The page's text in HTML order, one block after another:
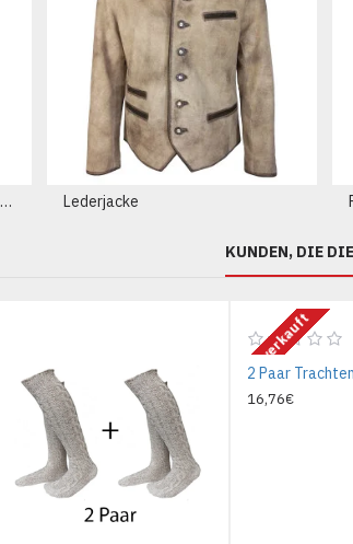
Herren Lederhosen aus echtem Leder Lederjacke
KUNDEN, DIE
Ausverkauft
16,76€